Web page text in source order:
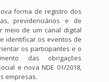
forma de registro dos
previdenciários e de
meio de um canal digital
identificar os eventos de
os participantes e o
das obrigações
e nova NDE 01/2018,
empresas.